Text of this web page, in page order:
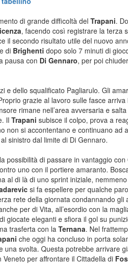
di grande difficoltà del Trapani.
, facendo così registrare la terza
il secondo risultato utile del nuovo
di Brighenti dopo solo 7 minuti di
pausa con Di Gennaro, per poi
e dello squalificato Pagliarulo. Gli
grazie al lavoro sulle fasce arriva
rimane nell’area avversaria e
Il Trapani subisce il colpo, prova a
non si accontentano e continuano ad
sinistro dal limite di Di Gennaro.
possibilità di passare in vantaggio con
uno con il portiere amaranto.
al di là di uno sprint iniziale,
si fa espellere per qualche
rete della giornata condannando gli
per di Vita, all’esordio con la
giocate eleganti e sfiora il gol su
trasferta con la Ternana. Nel
che oggi ha concluso in porta
una svolta. Questa potrebbe arrivare
per affrontare il Cittadella di